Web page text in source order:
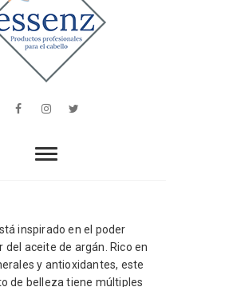
essenz
EL CABELLO
FacebookInstagram
inspirado en el poder
aceite de argán. Rico en
y antioxidantes, este
de belleza tiene múltiples